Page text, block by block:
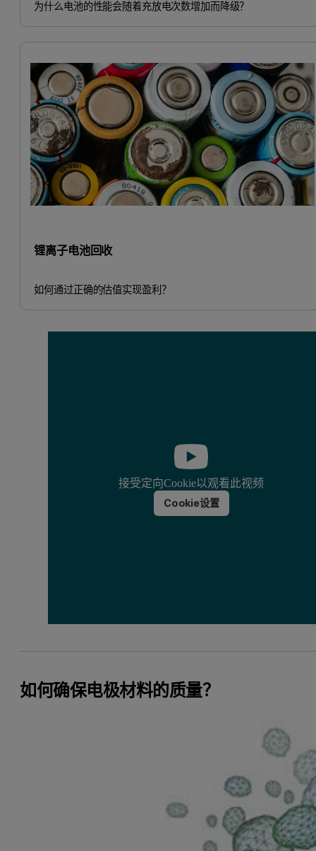
为什么电池的性能会随着充放电次数增加而降级？
锂离子电池回收
如何通过正确的估值实现盈利？
接受定向Cookie以观看此视频
Cookie设置
如何确保电极材料的质量？